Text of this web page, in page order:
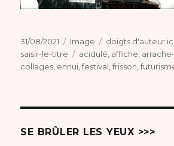
Publié
le
31/08/2021 Format
Image Catégories
doigts
saisir-le-titre
Étiquettes
acidulé, affiche,
collages, ennui,festival,frisson,
SE BRÛLER LES YEUX >>>